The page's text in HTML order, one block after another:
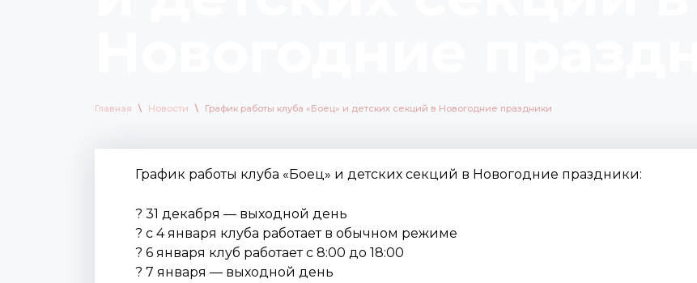
Главная \ Новости \ График работы клуба «Боец» и детских секций в Новогодние праздники
График работы клуба «Боец» и детских секций в Новогодние праздники:
? 31 декабря — выходной день
? с 4 января клуба работает в обычном режиме
? 6 января клуб работает с 8:00 до 18:00
? 7 января — выходной день